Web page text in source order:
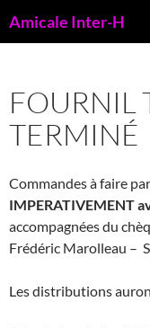
auAmicale Inter-H
FOURNIL
TERMINÉ
Commandes à faire
IMPERATIVEMENT
accompagnées du
Frédéric Marolleau –
Les distributions